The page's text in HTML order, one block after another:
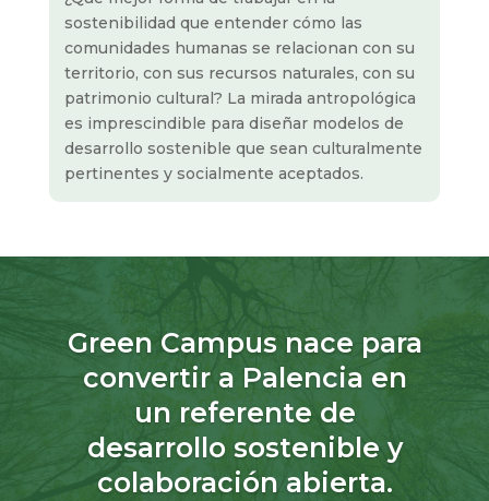
sostenibilidad que entender cómo las
comunidades humanas se relacionan con su
territorio, con sus recursos naturales, con su
patrimonio cultural? La mirada antropológica
es imprescindible para diseñar modelos de
desarrollo sostenible que sean culturalmente
pertinentes y socialmente aceptados.
Green Campus nace para
convertir a Palencia en
un referente de
desarrollo sostenible y
colaboración abierta.